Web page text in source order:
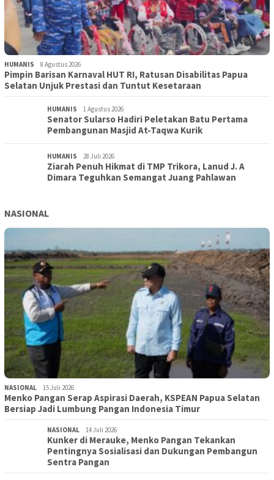
HUMANIS 8 Agustus 2026
Pimpin Barisan Karnaval HUT RI, Ratusan Disabilitas Papua
Selatan Unjuk Prestasi dan Tuntut Kesetaraan
HUMANIS 1 Agustus 2026
Senator Sularso Hadiri Peletakan Batu Pertama
Pembangunan Masjid At-Taqwa Kurik
HUMANIS 28 Juli 2026
Ziarah Penuh Hikmat di TMP Trikora, Lanud J. A
Dimara Teguhkan Semangat Juang Pahlawan
NASIONAL
NASIONAL 15 Juli 2026
Menko Pangan Serap Aspirasi Daerah, KSPEAN Papua Selatan
Bersiap Jadi Lumbung Pangan Indonesia Timur
NASIONAL 14 Juli 2026
Kunker di Merauke, Menko Pangan Tekankan
Pentingnya Sosialisasi dan Dukungan Pembangun
Sentra Pangan